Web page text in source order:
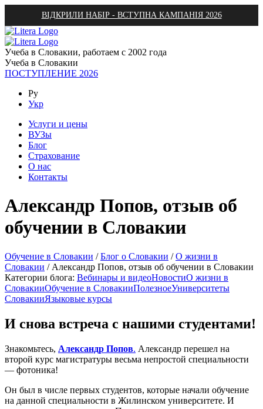
ВІДКРИЛИ НАБІР - ВСТУПНА КАМПАНІЯ 2026
Учеба в Словакии, работаем с 2002 года
Учеба в Словакии
ПОСТУПЛЕНИЕ 2026
Ру
Укр
Услуги и цены
ВУЗы
Блог
Страхование
О нас
Контакты
Александр Попов, отзыв об
обучении в Словакии
Обучение в Словакии /Блог о Словакии /О жизни в
Словакии / Александр Попов, отзыв об обучении в Словакии
Категории блога: Вебинары и видеоНовостиО жизни в
СловакииОбучение в СловакииПолезноеУниверситеты
СловакииЯзыковые курсы
И снова встреча с нашими студентами!
Знакомьтесь, Александр Попов. Александр перешел на
второй курс магистратуры весьма непростой специальности
— фотоника!
Он был в числе первых студентов, которые начали обучение
на данной специальности в Жилинском университете. И